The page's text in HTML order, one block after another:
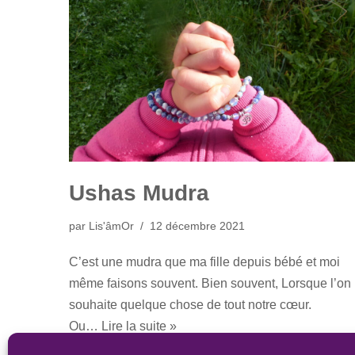
Ushas Mudra
par Lis'âmOr 12 décembre 2021
C’est une mudra que ma fille depuis bébé et moi
même faisons souvent. Bien souvent, Lorsque l’on
souhaite quelque chose de tout notre cœur.
Ou… Lire la suite »